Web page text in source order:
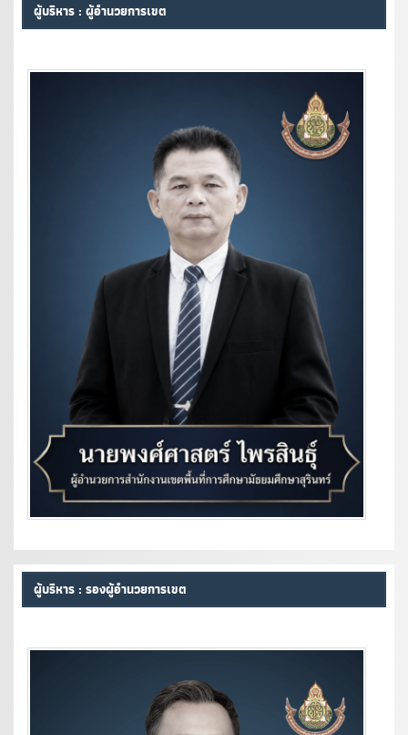
ผู้บริหาร : ผู้อำนวยการเขต
ผู้บริหาร : รองผู้อำนวยการเขต